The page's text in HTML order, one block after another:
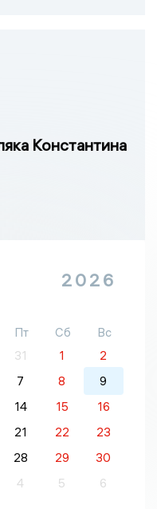
Константина
2026
Пт Сб
Вс
31 1
2
7 8
9
14 15
16
21 22
23
28 29
30
4 5 6